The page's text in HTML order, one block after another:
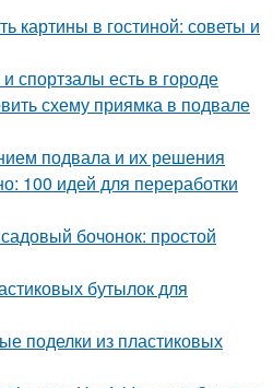
картины в гостиной: советы и
спортзалы есть в городе
схему приямка в подвале
подвала и их решения
100 идей для переработки
бочонок: простой
бутылок для
поделки из пластиковых